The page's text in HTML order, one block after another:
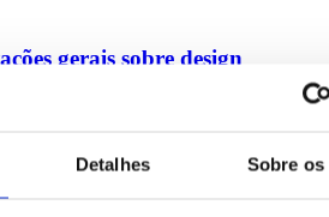
Detalhes Sobre os
gerais sobre design